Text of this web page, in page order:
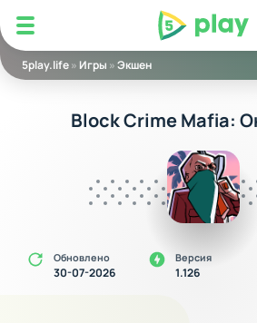
5play
5play.life» Игры »Экшен
Block Crime Mafia:
Обновлено
30-07-2026
Версия
1.126